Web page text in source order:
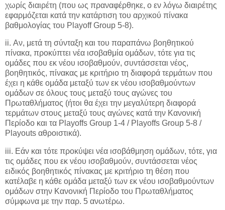
χωρίς διαιρέτη (που ως πραναφέρθηκε, ο εν λόγω διαιρέτης
εφαρμόζεται κατά την κατάρτιση του αρχικού πίνακα
βαθμολογίας του Playoff Group 5-8).
ii. Αν, μετά τη σύνταξη και του παραπάνω βοηθητικού
πίνακα, προκύπτει νέα ισοβαθμία ομάδων, τότε για τις
ομάδες που εκ νέου ισοβαθμούν, συντάσσεται νέος,
βοηθητικός, πίνακας με κριτήριο τη διαφορά τερμάτων που
έχει η κάθε ομάδα μεταξύ των εκ νέου ισοβαθμούντων
ομάδων σε όλους τους μεταξύ τους αγώνες του
Πρωταθλήματος (ήτοι θα έχει την μεγαλύτερη διαφορά
τερμάτων στους μεταξύ τους αγώνες κατά την Κανονική
Περίοδο και τα Playoffs Group 1-4 / Playoffs Group 5-8 /
Playouts αθροιστικά).
iii. Εάν και τότε προκύψει νέα ισοβάθμηση ομάδων, τότε, για
τις ομάδες που εκ νέου ισοβαθμούν, συντάσσεται νέος
ειδικός βοηθητικός πίνακας με κριτήριο τη θέση που
κατέλαβε η κάθε ομάδα μεταξύ των εκ νέου ισοβαθμούντων
ομάδων στην Κανονική Περίοδο του Πρωταθλήματος
σύμφωνα με την παρ. 5 ανωτέρω.